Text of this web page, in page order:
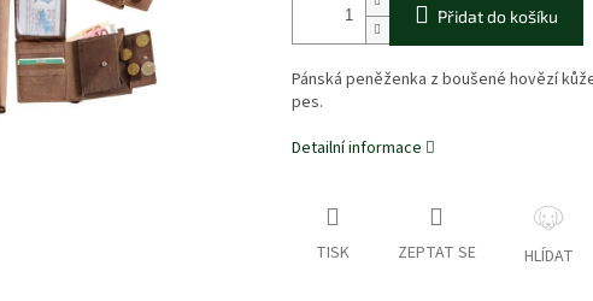
Přidat do košíku
Pánská peněženka z boušené hovězí
pes.
Detailní informace
TISK ZEPTAT SE HLÍDAT